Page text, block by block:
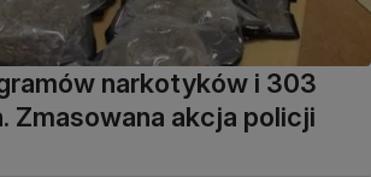
narkotyków i 303
Zmasowana akcja policji